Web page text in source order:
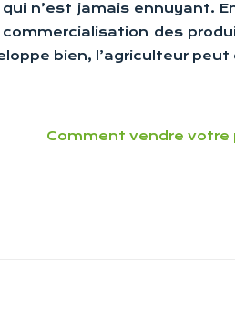
n’est jamais ennuyant.
des
bien, l’agriculteur
Comment vendre votre